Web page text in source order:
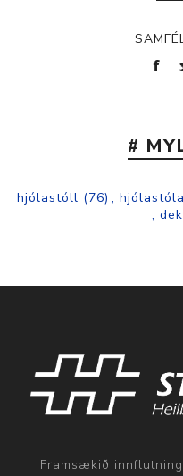
#
hjólastóll (76) ,
,
Framsækið